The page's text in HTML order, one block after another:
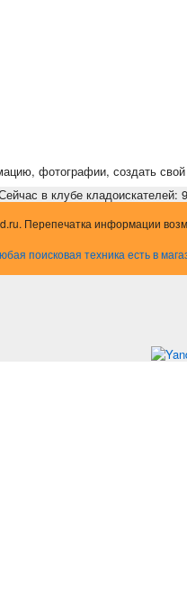
фотографии, создать свой
в клубе кладоискателей:
Перепечатка информации
поисковая техника есть в